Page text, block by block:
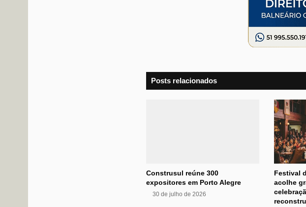
Posts relacionados
Construsul reúne 300
expositores em Porto Alegre
30 de julho de 2026
Festival
acolhe